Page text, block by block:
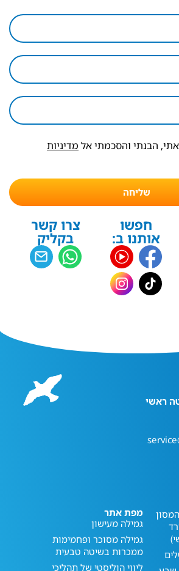
הבנתי והסכמתי אל מדיניות
שליחה
חפשו
אותנו ב:
צרו קשר
בקליק
ראשי
מפת אתר
גמילה מעישון
גמילה מסוכר ופחמימות
ממכרות בשיטה טבעית
ליווי הוליסטי של תהליכי